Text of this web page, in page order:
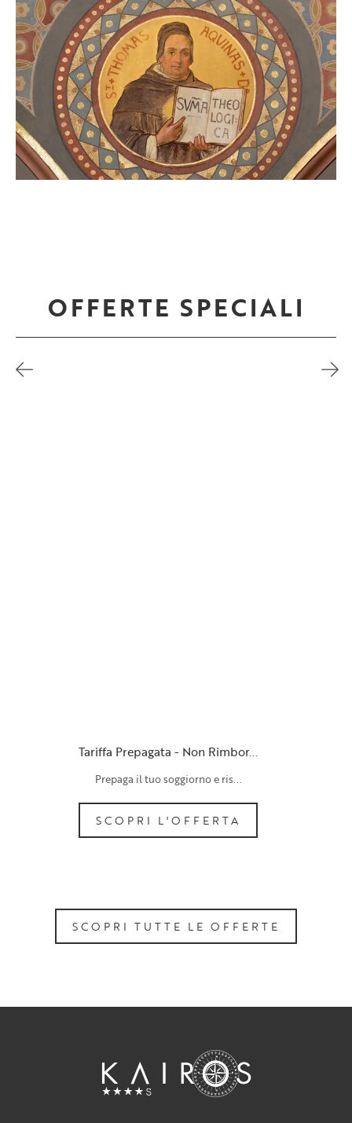
OFFERTE SPECIALI
Tariffa Prepagata - Non Rimbor...
Prepaga il tuo soggiorno e ris...
SCOPRI L'OFFERTA
SCOPRI TUTTE LE OFFERTE